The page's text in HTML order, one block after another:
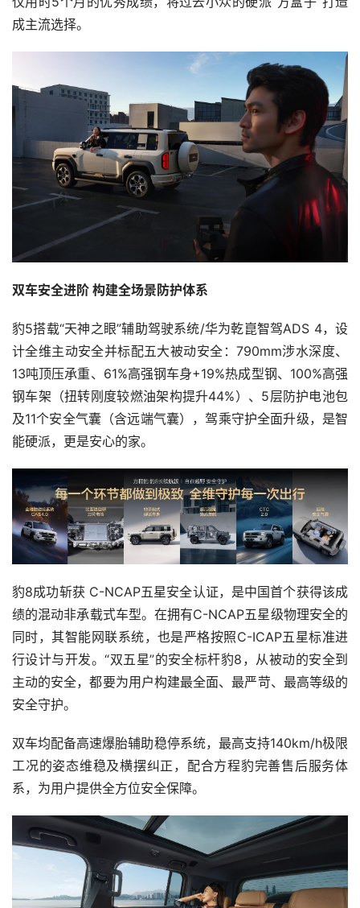
成主流选择。
双车安全进阶 构建全场景防护体系
豹5搭载“天神之眼”辅助驾驶系统/华为乾崑智驾ADS 4，设
计全维主动安全并标配五大被动安全：790mm涉水深度、
13吨顶压承重、61%高强钢车身+19%热成型钢、100%高强
钢车架（扭转刚度较燃油架构提升44%）、5层防护电池包
及11个安全气囊（含远端气囊），驾乘守护全面升级，是智
能硬派，更是安心的家。
豹8成功斩获 C-NCAP五星安全认证，是中国首个获得该成
绩的混动非承载式车型。在拥有C-NCAP五星级物理安全的
同时，其智能网联系统，也是严格按照C-ICAP五星标准进
行设计与开发。“双五星”的安全标杆豹8，从被动的安全到
主动的安全，都要为用户构建最全面、最严苛、最高等级的
安全守护。
双车均配备高速爆胎辅助稳停系统，最高支持140km/h极限
工况的姿态维稳及横摆纠正，配合方程豹完善售后服务体
系，为用户提供全方位安全保障。